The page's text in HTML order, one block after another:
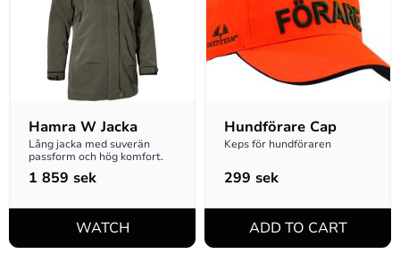
Hamra W Jacka
Lång jacka med suverän
passform och hög komfort.
1 859 sek
Hundförare Cap
Keps för hundföraren
299 sek